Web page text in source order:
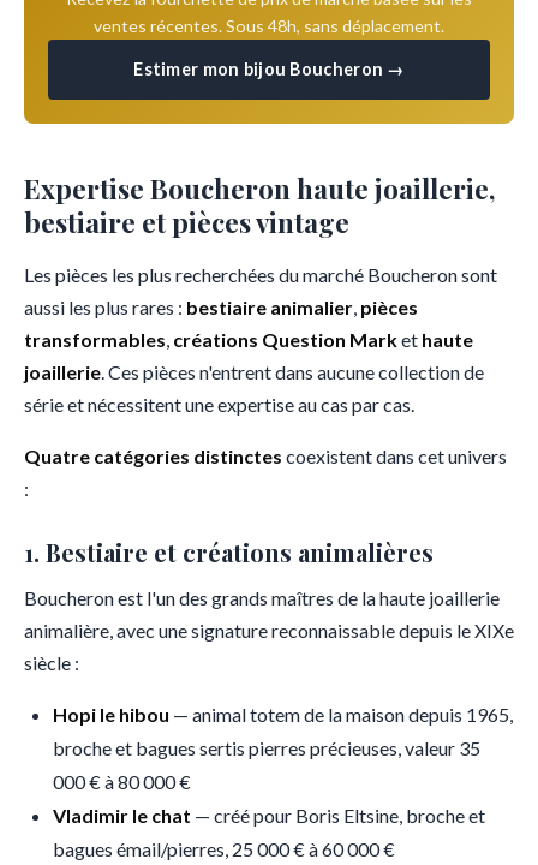
ventes récentes. Sous 48h, sans déplacement.
Estimer mon bijou Boucheron →
Expertise Boucheron haute joaillerie,
bestiaire et pièces vintage
Les pièces les plus recherchées du marché Boucheron sont
aussi les plus rares : bestiaire animalier, pièces
transformables, créations Question Market haute
joaillerie. Ces pièces n'entrent dans aucune collection de
série et nécessitent une expertise au cas par cas.
Quatre catégories distinctes coexistent dans cet univers
:
1. Bestiaire et créations animalières
Boucheron est l'un des grands maîtres de la haute joaillerie
animalière, avec une signature reconnaissable depuis le XIXe
siècle :
Hopi le hibou — animal totem de la maison depuis 1965,
broche et bagues sertis pierres précieuses, valeur 35
000 € à 80 000 €
Vladimir le chat — créé pour Boris Eltsine, broche et
bagues émail/pierres, 25 000 € à 60 000 €